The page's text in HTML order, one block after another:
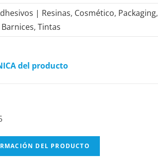
| Resinas, Cosmético, Packaging,
, Tintas
del producto
DEL PRODUCTO